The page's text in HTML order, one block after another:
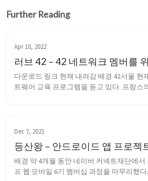
Further Reading
Apr 10, 2022
러브 42 – 42 네트워크 멤버를
다운로드 링크 현재 내려감 배경 42서울 현
트웨어 교육 프로그램을 듣고 있다. 프랑스
버만 이용...
Dec 7, 2021
등산왕 – 안드로이드 앱 프로젝
배경 약 4개월 동안 네이버 커넥트재단에서
프 웹·모바일 6기 멤버십 과정을 마무리했